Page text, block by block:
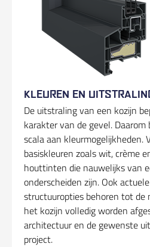
KLEUREN EN
De uitstraling van een kozijn
karakter van de gevel. Daarom
scala aan kleurmogelijkheden.
basiskleuren zoals wit, crème
houttinten die nauwelijks van
onderscheiden zijn. Ook
structuuropties behoren tot de
het kozijn volledig worden
architectuur en de gewenste
project.